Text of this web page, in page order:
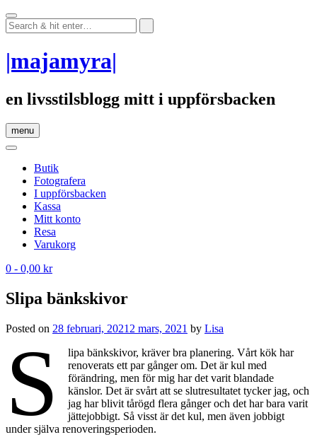
Skip
to
content
|majamyra|
en livsstilsblogg mitt i uppförsbacken
menu
Butik
Fotografera
I uppförsbacken
Kassa
Mitt konto
Resa
Varukorg
0 - 0,00 kr
Slipa bänkskivor
Posted on 28 februari, 2021 2 mars, 2021 by Lisa
S
lipa bänkskivor, kräver bra planering. Vårt kök har
renoverats ett par gånger om. Det är kul med
förändring, men för mig har det varit blandade
känslor. Det är svårt att se slutresultatet tycker jag, och
jag har blivit tårögd flera gånger och det har bara varit
jättejobbigt. Så visst är det kul, men även jobbigt
under själva renoveringsperioden.